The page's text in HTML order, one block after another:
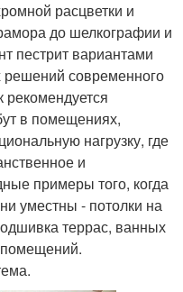
расцветки и
до шелкографии и
пестрит вариантами
решений современного
в помещениях,
нагрузку, где
и
примеры того, когда
уместны - потолки на
террас, ванных